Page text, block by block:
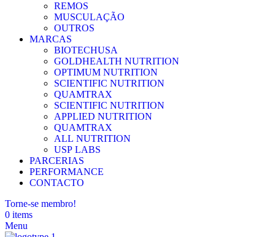
REMOS
MUSCULAÇÃO
OUTROS
MARCAS
BIOTECHUSA
GOLDHEALTH NUTRITION
OPTIMUM NUTRITION
SCIENTIFIC NUTRITION
QUAMTRAX
SCIENTIFIC NUTRITION
APPLIED NUTRITION
QUAMTRAX
ALL NUTRITION
USP LABS
PARCERIAS
PERFORMANCE
CONTACTO
Torne-se membro!
0 items
Menu